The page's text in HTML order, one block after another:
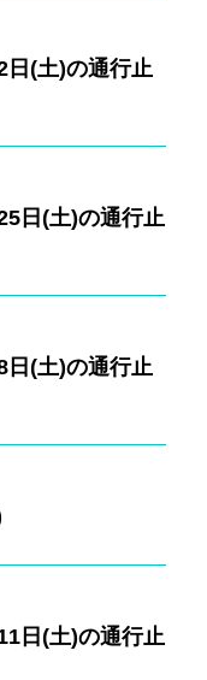
日(土)の通行止
日(土)の通行止
日(土)の通行止
日(土)の通行止